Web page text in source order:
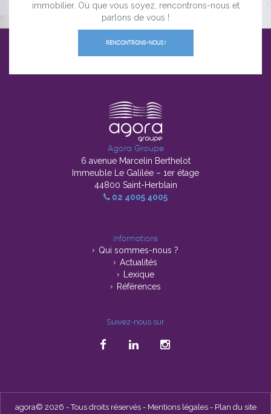
immobilier. Où que vous soyez, rencontrons-nous et
parlons de vous !
RENCONTRONS-NOUS !
Agora Groupe
6 avenue Marcelin Berthelot
Immeuble Le Galilée – 1er étage
44800 Saint-Herblain
02 4005 4005
Informations
Qui sommes-nous ?
Actualités
Lexique
Références
Suivez-nous sur
agora© 2026 - Tous droits réservés - Mentions légales- Plan du site